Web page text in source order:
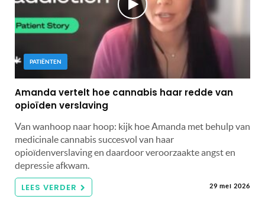
PATIËNTEN
Amanda vertelt hoe cannabis haar redde van
opioïden verslaving
Van wanhoop naar hoop: kijk hoe Amanda met behulp van
medicinale cannabis succesvol van haar
opioïdenverslaving en daardoor veroorzaakte angst en
depressie afkwam.
LEES VERDER 29 mei 2026